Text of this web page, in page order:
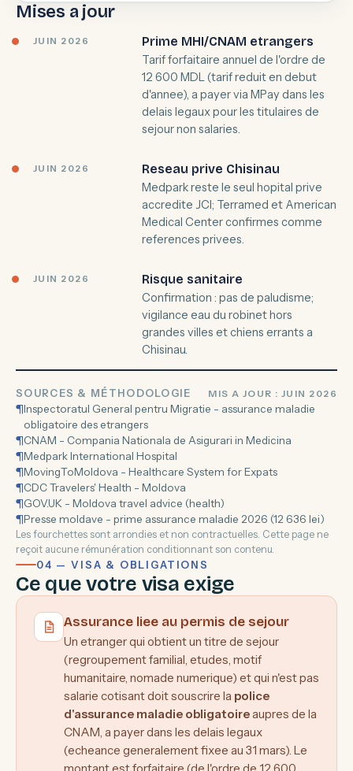
Mises a jour
JUIN 2026 Prime MHI/CNAM etrangers
Tarif forfaitaire annuel de l'ordre de
12 600 MDL (tarif reduit en debut
d'annee), a payer via MPay dans les
delais legaux pour les titulaires de
sejour non salaries.
JUIN 2026 Reseau prive Chisinau
Medpark reste le seul hopital prive
accredite JCI; Terramed et American
Medical Center confirmes comme
references privees.
JUIN 2026 Risque sanitaire
Confirmation : pas de paludisme;
vigilance eau du robinet hors
grandes villes et chiens errants a
Chisinau.
SOURCES & MÉTHODOLOGIE MIS A JOUR : JUIN 2026
¶Inspectoratul General pentru Migratie - assurance maladie
obligatoire des etrangers
¶CNAM - Compania Nationala de Asigurari in Medicina
¶Medpark International Hospital
¶MovingToMoldova - Healthcare System for Expats
¶CDC Travelers' Health - Moldova
¶GOV.UK - Moldova travel advice (health)
¶Presse moldave - prime assurance maladie 2026 (12 636 lei)
Les fourchettes sont arrondies et non contractuelles. Cette page ne
reçoit aucune rémunération conditionnant son contenu.
04 — VISA & OBLIGATIONS
Ce que votre visa exige
Assurance liee au permis de sejour
Un etranger qui obtient un titre de sejour
(regroupement familial, etudes, motif
humanitaire, nomade numerique) et qui n'est pas
salarie cotisant doit souscrire la police
d'assurance maladie obligatoireaupres de la
CNAM, a payer dans les delais legaux
(echeance generalement fixee au 31 mars). Le